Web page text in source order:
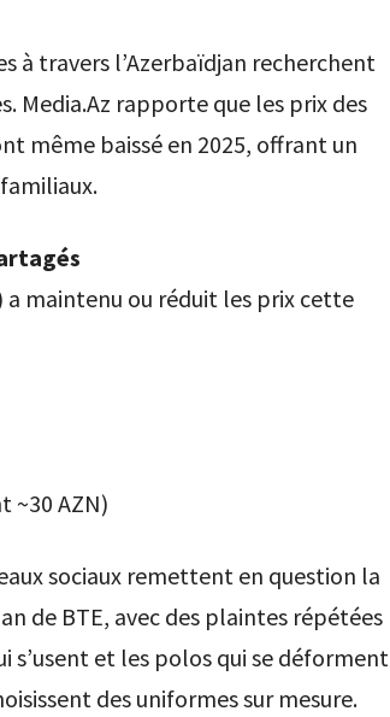
à travers l’Azerbaïdjan recherchent
Media.Az rapporte que les prix des
même baissé en 2025, offrant un
a maintenu ou réduit les prix cette
~30 AZN)
sociaux remettent en question la
de BTE, avec des plaintes répétées
et les polos qui se déforment
des uniformes sur mesure.